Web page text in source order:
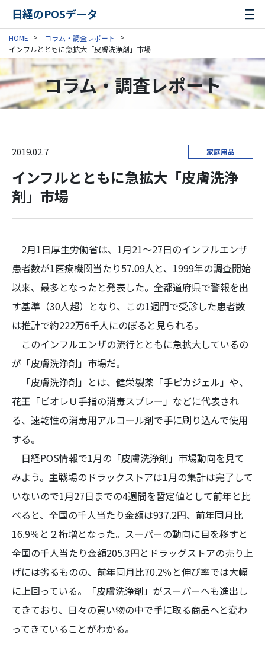
日経のPOSデータ
HOME
コラム・調査レポート
インフルとともに急拡大「皮膚洗浄剤」市場
コラム・調査レポート
2019.02.7 家庭用品
インフルとともに急拡大「皮膚洗浄
剤」市場
2月1日厚生労働省は、1月21～27日のインフルエンザ
患者数が1医療機関当たり57.09人と、1999年の調査開始
以来、最多となったと発表した。全都道府県で警報を出
す基準（30人超）となり、この1週間で受診した患者数
は推計で約222万6千人にのぼると見られる。
このインフルエンザの流行とともに急拡大しているの
が「皮膚洗浄剤」市場だ。
「皮膚洗浄剤」とは、健栄製薬「手ピカジェル」や、
花王「ビオレＵ手指の消毒スプレー」などに代表され
る、速乾性の消毒用アルコール剤で手に刷り込んで使用
する。
日経POS情報で1月の「皮膚洗浄剤」市場動向を見て
みよう。主戦場のドラックストアは1月の集計は完了して
いないので1月27日までの4週間を暫定値として前年と比
べると、全国の千人当たり金額は937.2円、前年同月比
16.9％と２桁増となった。スーパーの動向に目を移すと
全国の千人当たり金額205.3円とドラッグストアの売り上
げには劣るものの、前年同月比70.2％と伸び率では大幅
に上回っている。「皮膚洗浄剤」がスーパーへも進出し
てきており、日々の買い物の中で手に取る商品へと変わ
ってきていることがわかる。